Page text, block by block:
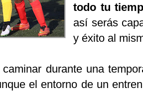
todo tu
así serás
y éxito al
durante una
el entorno de un